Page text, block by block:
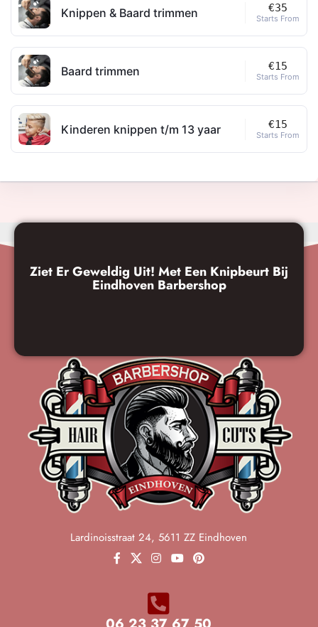
Knippen & Baard trimmen €35
Starts From
Baard trimmen €15
Starts From
Kinderen knippen t/m 13 yaar €15
Starts From
Ziet Er Geweldig Uit! Met Een Knipbeurt Bij
Eindhoven Barbershop
Lardinoisstraat 24, 5611 ZZ Eindhoven